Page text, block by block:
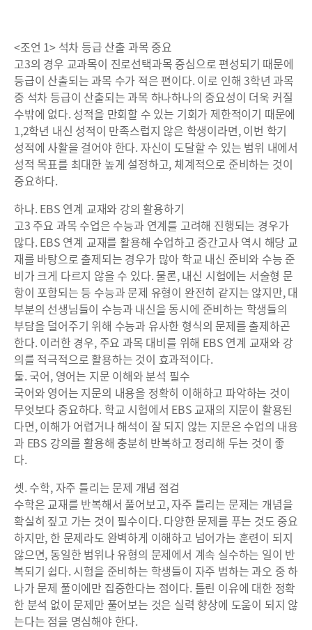
<조언 1> 석차 등급 산출 과목 중요
고3의 경우 교과목이 진로선택과목 중심으로 편성되기 때문에
등급이 산출되는 과목 수가 적은 편이다. 이로 인해 3학년 과목
중 석차 등급이 산출되는 과목 하나하나의 중요성이 더욱 커질
수밖에 없다. 성적을 만회할 수 있는 기회가 제한적이기 때문에
1,2학년 내신 성적이 만족스럽지 않은 학생이라면, 이번 학기
성적에 사활을 걸어야 한다. 자신이 도달할 수 있는 범위 내에서
성적 목표를 최대한 높게 설정하고, 체계적으로 준비하는 것이
중요하다.
하나. EBS 연계 교재와 강의 활용하기
고3 주요 과목 수업은 수능과 연계를 고려해 진행되는 경우가
많다. EBS 연계 교재를 활용해 수업하고 중간고사 역시 해당 교
재를 바탕으로 출제되는 경우가 많아 학교 내신 준비와 수능 준
비가 크게 다르지 않을 수 있다. 물론, 내신 시험에는 서술형 문
항이 포함되는 등 수능과 문제 유형이 완전히 같지는 않지만, 대
부분의 선생님들이 수능과 내신을 동시에 준비하는 학생들의
부담을 덜어주기 위해 수능과 유사한 형식의 문제를 출제하곤
한다. 이러한 경우, 주요 과목 대비를 위해 EBS 연계 교재와 강
의를 적극적으로 활용하는 것이 효과적이다.
둘. 국어, 영어는 지문 이해와 분석 필수
국어와 영어는 지문의 내용을 정확히 이해하고 파악하는 것이
무엇보다 중요하다. 학교 시험에서 EBS 교재의 지문이 활용된
다면, 이해가 어렵거나 해석이 잘 되지 않는 지문은 수업의 내용
과 EBS 강의를 활용해 충분히 반복하고 정리해 두는 것이 좋
다.
셋. 수학, 자주 틀리는 문제 개념 점검
수학은 교재를 반복해서 풀어보고, 자주 틀리는 문제는 개념을
확실히 짚고 가는 것이 필수이다. 다양한 문제를 푸는 것도 중요
하지만, 한 문제라도 완벽하게 이해하고 넘어가는 훈련이 되지
않으면, 동일한 범위나 유형의 문제에서 계속 실수하는 일이 반
복되기 쉽다. 시험을 준비하는 학생들이 자주 범하는 과오 중 하
나가 문제 풀이에만 집중한다는 점이다. 틀린 이유에 대한 정확
한 분석 없이 문제만 풀어보는 것은 실력 향상에 도움이 되지 않
는다는 점을 명심해야 한다.